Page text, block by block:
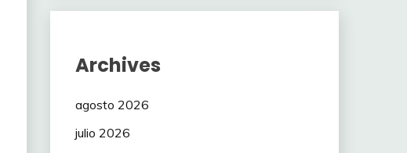
Archives
agosto 2026
julio 2026